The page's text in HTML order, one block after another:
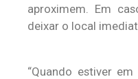
aproximem. Em
deixar o local
“Quando estiver